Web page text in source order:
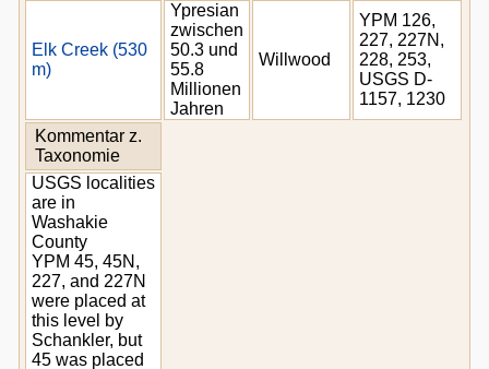
Elk Creek (530
m)
Ypresian
zwischen
50.3 und
55.8
Millionen
Jahren
Willwood
YPM 126,
227, 227N,
228, 253,
USGS D-
1157, 1230
Kommentar z.
Taxonomie
USGS localities
are in
Washakie
County
YPM 45, 45N,
227, and 227N
were placed at
this level by
Schankler, but
45 was placed